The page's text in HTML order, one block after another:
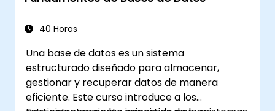
40 Horas
Una base de datos es un sistema
estructurado diseñado para almacenar,
gestionar y recuperar datos de manera
eficiente. Este curso introduce a los